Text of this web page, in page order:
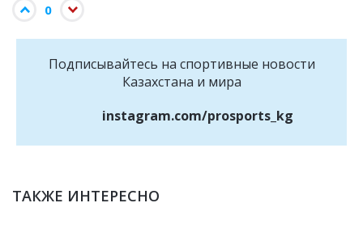
0
Подписывайтесь на cпортивные новости
Казахстана и мира
instagram.com/prosports_kg
ТАКЖЕ ИНТЕРЕСНО